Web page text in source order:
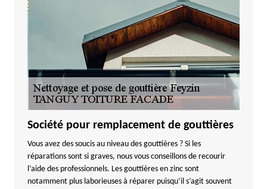
Société pour remplacement de gouttières
Vous avez des soucis au niveau des gouttières ? Si les
réparations sont si graves, nous vous conseillons de recourir
l’aide des professionnels. Les gouttières en zinc sont
notamment plus laborieuses à réparer puisqu’il s’agit souvent